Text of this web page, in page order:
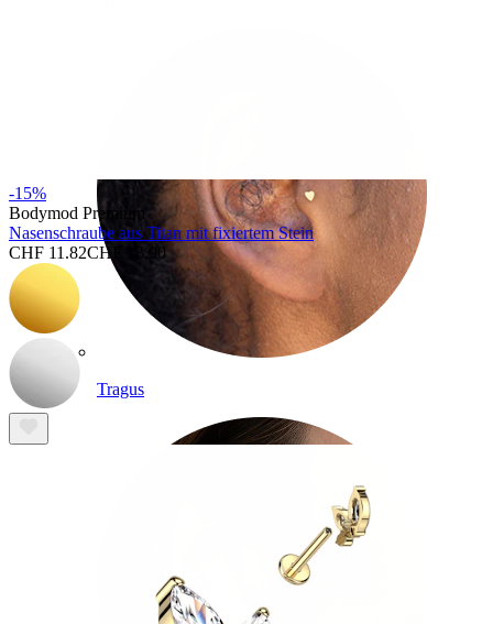
Tragus
-15%
Bodymod Premium
Nasenschraube aus Titan mit fixiertem Stein
CHF 11.82CHF 13.90